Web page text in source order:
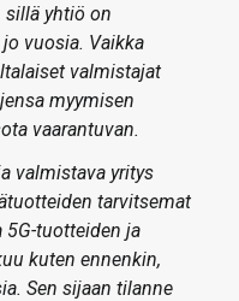
yhtiö on
vuosia. Vaikka
valmistajat
myymisen
vaarantuvan.
valmistava yritys
tarvitsemat
5G-tuotteiden ja
kuten ennenkin,
Sen sijaan tilanne